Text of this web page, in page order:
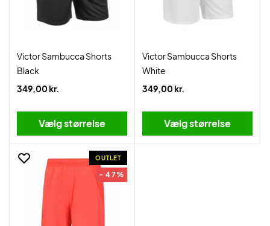
Victor Sambucca Shorts
Black
349,00 kr.
Vælg størrelse
Victor Sambucca Shorts
White
349,00 kr.
Vælg størrelse
OUTLET
- 47%